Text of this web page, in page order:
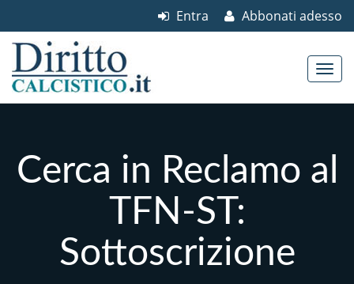
Abbonati adesso
Entra
Cerca in Reclamo al
TFN-ST:
Sottoscrizione